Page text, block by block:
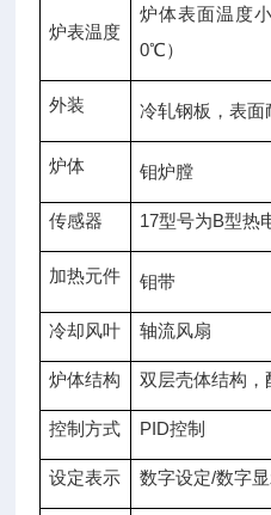
炉表温度
炉体表面温度
0℃）
外装 冷轧钢板，表面
炉体 钼炉膛
传感器 17型号为B型热
加热元件 钼带
冷却风叶 轴流风扇
炉体结构 双层壳体结构，
控制方式 PID控制
设定表示 数字设定/数字